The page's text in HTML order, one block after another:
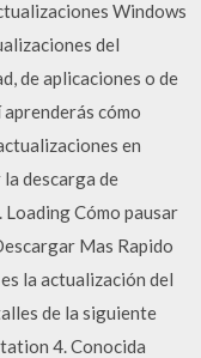
Windows
del
de aplicaciones o de
cómo
en
descarga de
Cómo pausar
Mas Rapido
la actualización del
de la siguiente
4. Conocida